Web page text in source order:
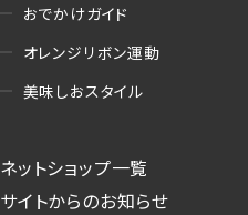
おでかけガイド
オレンジリボン運動
美味しおスタイル
ネットショップ一覧
サイトからのお知らせ